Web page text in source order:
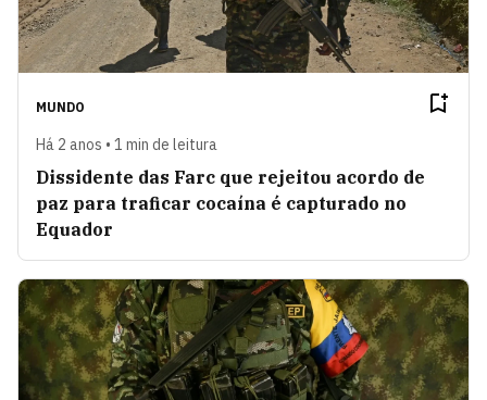
MUNDO
Há 2 anos • 1 min de leitura
Dissidente das Farc que rejeitou acordo de
paz para traficar cocaína é capturado no
Equador